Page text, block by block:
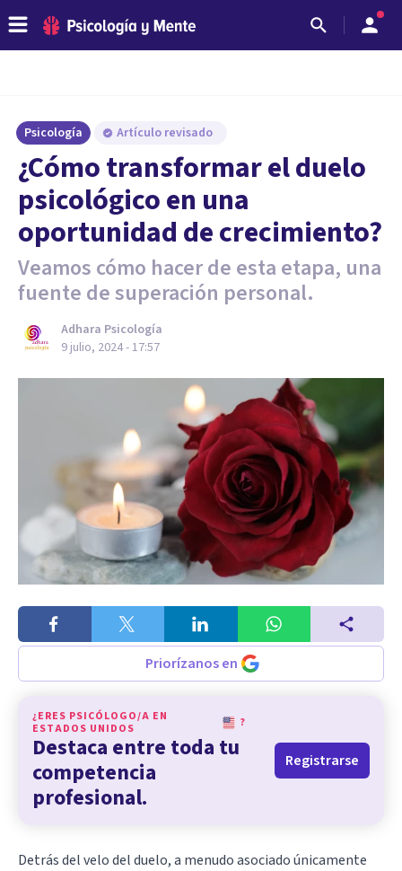
Psicología Artículo revisado
¿Cómo transformar el duelo
psicológico en una
oportunidad de crecimiento?
Veamos cómo hacer de esta etapa, una
fuente de superación personal.
Adhara Psicología
9 julio, 2024 - 17:57
Priorízanos en
¿ERES PSICÓLOGO/A EN
ESTADOS UNIDOS
?
Destaca entre toda tu
competencia
profesional.
Registrarse
Detrás del velo del duelo, a menudo asociado únicamente